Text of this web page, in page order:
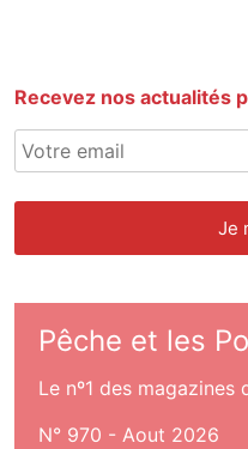
Recevez nos actualités
Pêche et les
Le nº1 des magazines
N° 970 - Aout 2026